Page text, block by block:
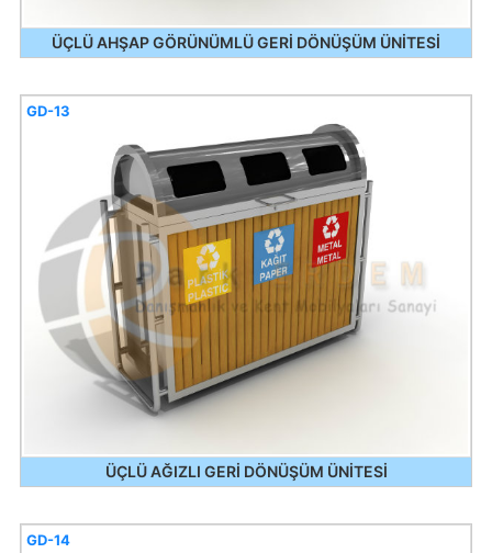
ÜÇLÜ AHŞAP GÖRÜNÜMLÜ GERİ DÖNÜŞÜM ÜNİTESİ
ÜÇLÜ AĞIZLI GERİ DÖNÜŞÜM ÜNİTESİ
GD-13
GD-14